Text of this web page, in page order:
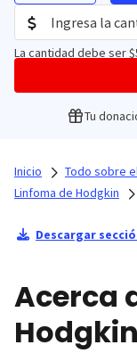
La cantidad debe ser
Tu
Inicio Todo sobre
Linfoma de Hodgkin
Descargar
Acerca
Hodgkin